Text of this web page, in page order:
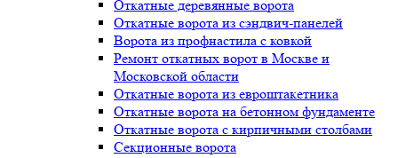
Откатные деревянные ворота
Откатные ворота из сэндвич-панелей
Ворота из профнастила с ковкой
Ремонт откатных ворот в Москве и
Московской области
Откатные ворота из евроштакетника
Откатные ворота на бетонном фундаменте
Откатные ворота с кирпичными столбами
Секционные ворота